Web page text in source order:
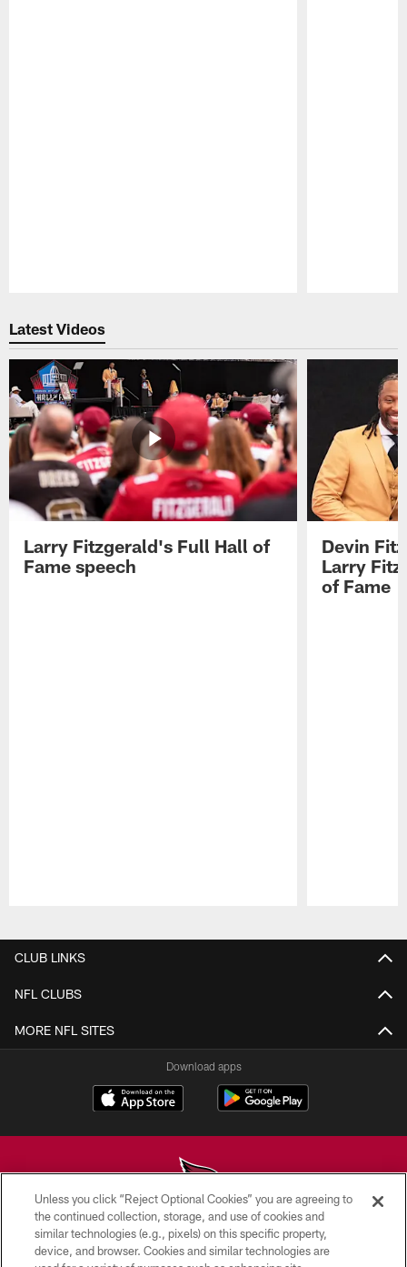
Latest Videos
Larry Fitzgerald's Full Hall of
Fame speech
Devin
Larry
of Fame
CLUB LINKS
NFL CLUBS
MORE NFL SITES
Download apps
© 2026 ARIZONA CARDINALS. ALL RIGHTS RESERVED.
Unless you click “Reject Optional Cookies” you are agreeing to
the continued collection, storage, and use of cookies and
similar technologies (e.g., pixels) on this specific property,
device, and browser. Cookies and similar technologies are